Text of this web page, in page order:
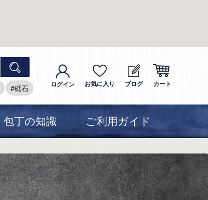
砥石 ログイン お気に入り ブログ カート
包丁の知識 ご利用ガイド